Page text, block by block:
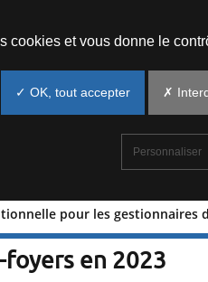
pour les gestionnaires
exceptionnelle
en 2023
cookies et vous donne le
✓ OK, tout accepter ✗
Personnaliser